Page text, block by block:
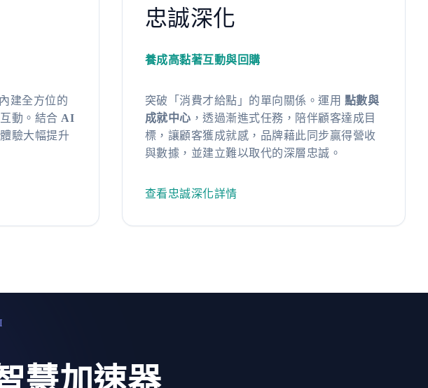
建全方位的
動。結合 AI
驗大幅提升
忠誠深化
養成高黏著互動與回購
突破「消費才給點」的單向關係。運用 點數與
成就中心 ，透過漸進式任務，陪伴顧客達成目
標，讓顧客獲成就感，品牌藉此同步贏得營收
與數據，並建立難以取代的深層忠誠。
查看忠誠深化詳情
慧加速器